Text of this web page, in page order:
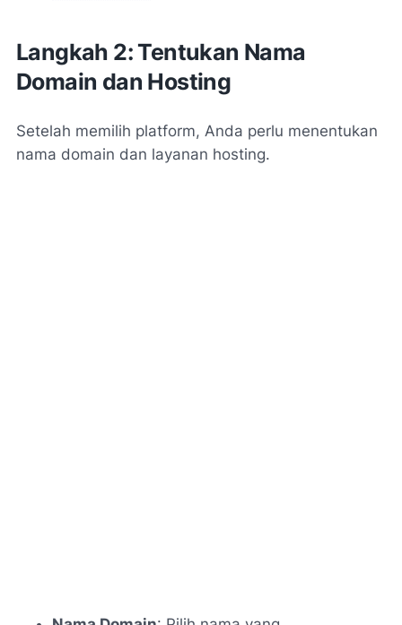
Langkah 2: Tentukan Nama
Domain dan Hosting
Setelah memilih platform, Anda perlu menentukan
nama domain dan layanan hosting.